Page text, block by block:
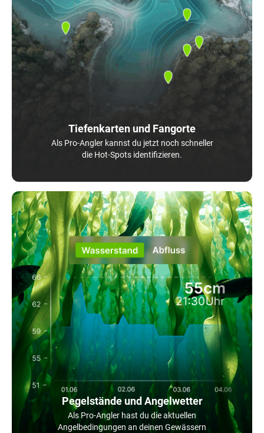
Tiefenkarten und Fangorte
Als Pro-Angler kannst du jetzt noch schneller
die Hot-Spots identifizieren.
Pegelstände und Angelwetter
Als Pro-Angler hast du die aktuellen
Angelbedingungen an deinen Gewässern